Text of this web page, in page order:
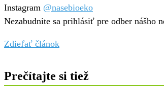
Instagram @nasebioeko
Nezabudnite sa prihlásiť pre odber nášho
Zdieľať článok
Prečítajte si tiež